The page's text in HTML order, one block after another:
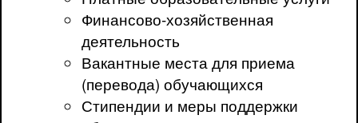
Финансово-хозяйственная
деятельность
Вакантные места для приема
(перевода) обучающихся
Стипендии и меры поддержки